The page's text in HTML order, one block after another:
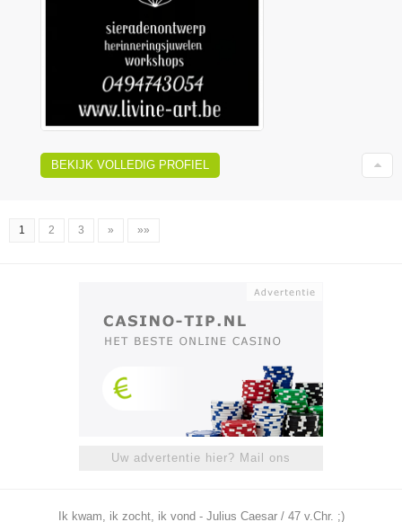
BEKIJK VOLLEDIG PROFIEL
1 2 3 » »»
Uw advertentie hier? Mail ons
Ik kwam, ik zocht, ik vond - Julius Caesar / 47 v.Chr. ;)